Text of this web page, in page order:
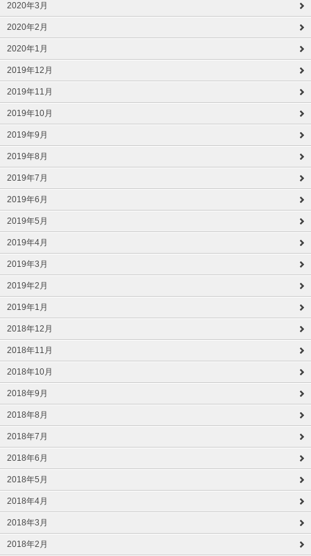
2020年3月
2020年2月
2020年1月
2019年12月
2019年11月
2019年10月
2019年9月
2019年8月
2019年7月
2019年6月
2019年5月
2019年4月
2019年3月
2019年2月
2019年1月
2018年12月
2018年11月
2018年10月
2018年9月
2018年8月
2018年7月
2018年6月
2018年5月
2018年4月
2018年3月
2018年2月